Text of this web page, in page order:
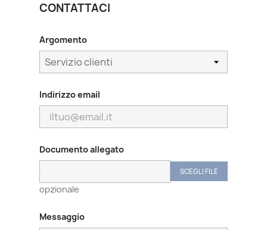
CONTATTACI
Argomento
Indirizzo email
Documento allegato
SCEGLI FILE
opzionale
Messaggio